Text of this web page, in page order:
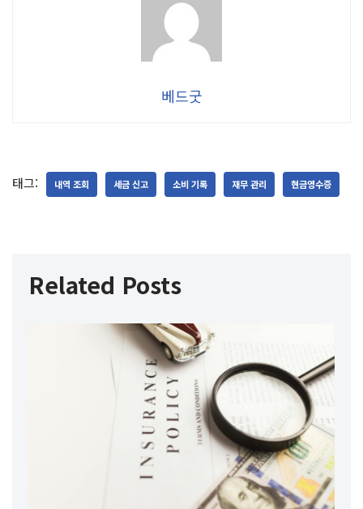
베드굿
태그: 내역 조회 세금 신고 소비 기록 재무 관리 현금영수증
Related Posts